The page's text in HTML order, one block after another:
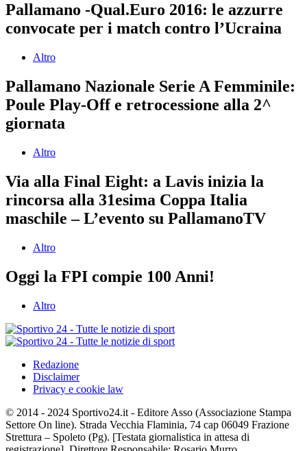
Pallamano -Qual.Euro 2016: le azzurre
convocate per i match contro l’Ucraina
Altro
Pallamano Nazionale Serie A Femminile:
Poule Play-Off e retrocessione alla 2^
giornata
Altro
Via alla Final Eight: a Lavis inizia la
rincorsa alla 31esima Coppa Italia
maschile – L’evento su PallamanoTV
Altro
Oggi la FPI compie 100 Anni!
Altro
Redazione
Disclaimer
Privacy e cookie law
© 2014 - 2024 Sportivo24.it - Editore Asso (Associazione Stampa
Settore On line). Strada Vecchia Flaminia, 74 cap 06049 Frazione
Strettura – Spoleto (Pg). [Testata giornalistica in attesa di